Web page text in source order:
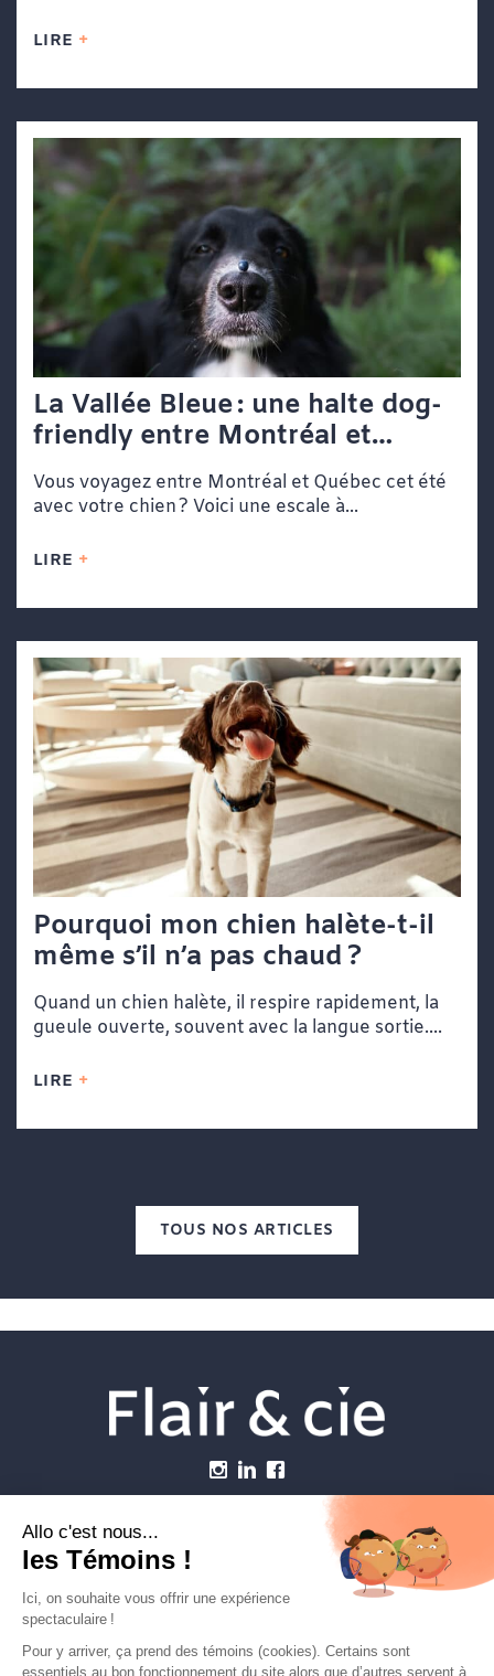
LIRE
La Vallée Bleue : une halte dog-
friendly entre Montréal et
Québec
Vous voyagez entre Montréal et Québec cet été
avec votre chien ? Voici une escale à...
LIRE
Pourquoi mon chien halète-t-il
même s’il n’a pas chaud ?
Quand un chien halète, il respire rapidement, la
gueule ouverte, souvent avec la langue sortie....
LIRE
TOUS NOS ARTICLES
Établissements vétérinaires
Carrière
Contactez-nous